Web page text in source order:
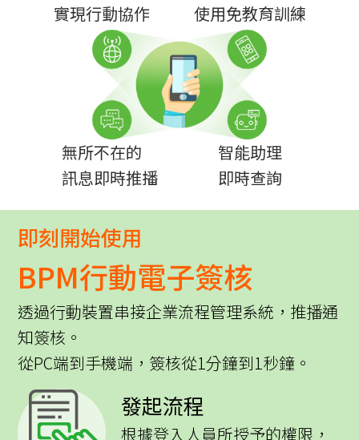
實現行動協作
使用免教育訓練
無所不在的
訊息即時推播
智能助理
即時查詢
即刻開始使用
BPM行動電子簽核
透過行動裝置串接企業流程管理系統，推播通
知簽核。
從PC端到手機端，簽核從1分鐘到1秒鐘。
發起流程
根據登入人員所授予的權限，